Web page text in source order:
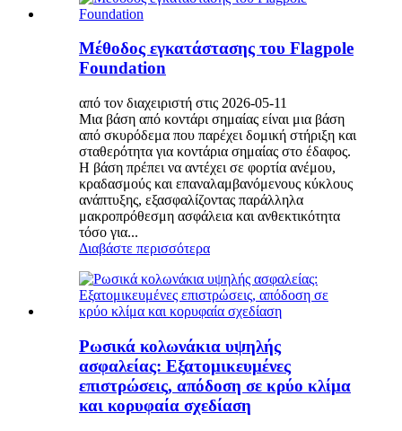
Μέθοδος εγκατάστασης του Flagpole
Foundation
από τον διαχειριστή στις 2026-05-11
Μια βάση από κοντάρι σημαίας είναι μια βάση
από σκυρόδεμα που παρέχει δομική στήριξη και
σταθερότητα για κοντάρια σημαίας στο έδαφος.
Η βάση πρέπει να αντέχει σε φορτία ανέμου,
κραδασμούς και επαναλαμβανόμενους κύκλους
ανάπτυξης, εξασφαλίζοντας παράλληλα
μακροπρόθεσμη ασφάλεια και ανθεκτικότητα
τόσο για...
Διαβάστε περισσότερα
Ρωσικά κολωνάκια υψηλής
ασφαλείας: Εξατομικευμένες
επιστρώσεις, απόδοση σε κρύο κλίμα
και κορυφαία σχεδίαση